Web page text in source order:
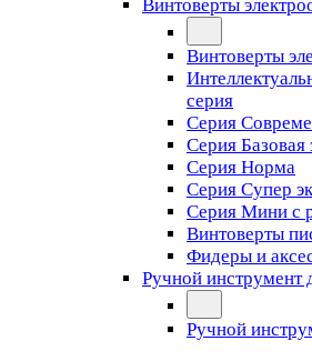
Винтоверты
Винтоверты
серия
Серия
Серия Базовая
Серия Норма
Серия Cупер
Серия Мини с
Винтоверты
Фидеры и
Ручной инструмент
Ручной